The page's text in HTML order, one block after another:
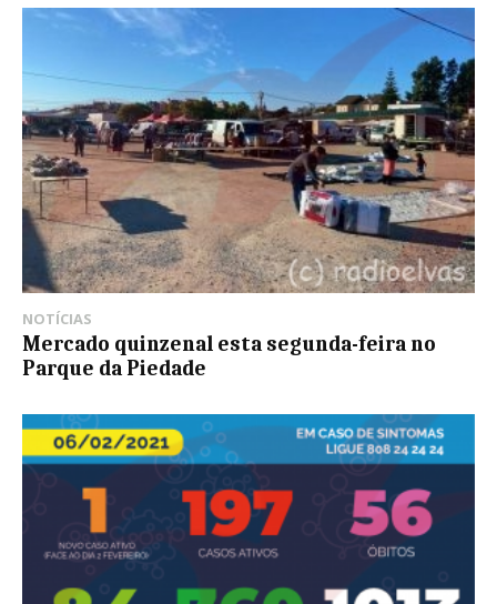
NOTÍCIAS
Mercado quinzenal esta segunda-feira no
Parque da Piedade